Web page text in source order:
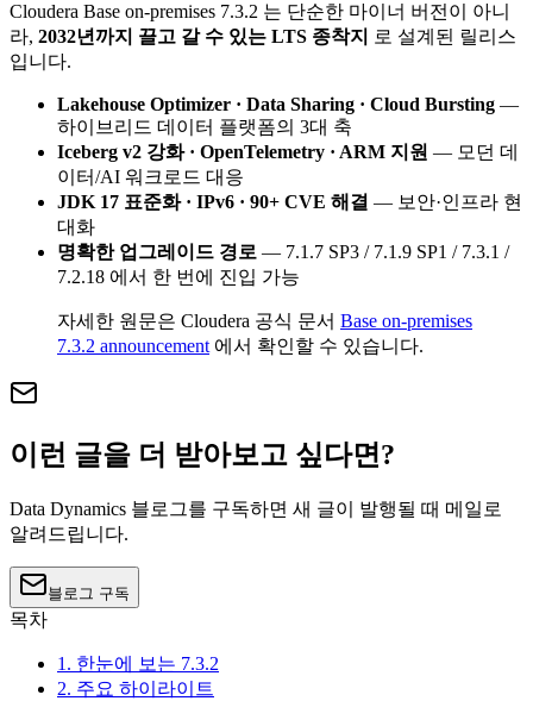
Cloudera Base on-premises 7.3.2 는 단순한 마이너 버전이 아니
라, 2032년까지 끌고 갈 수 있는 LTS 종착지
로 설계된 릴리스
입니다.
Lakehouse Optimizer · Data Sharing · Cloud Bursting —
하이브리드 데이터 플랫폼의 3대 축
Iceberg v2 강화 · OpenTelemetry · ARM 지원 — 모던 데
이터/AI 워크로드 대응
JDK 17 표준화 · IPv6 · 90+ CVE 해결 — 보안·인프라 현
대화
명확한 업그레이드 경로 — 7.1.7 SP3 / 7.1.9 SP1 / 7.3.1 /
7.2.18 에서 한 번에 진입 가능
자세한 원문은 Cloudera 공식 문서 Base on-premises
7.3.2 announcement 에서 확인할 수 있습니다.
이런 글을 더 받아보고 싶다면?
Data Dynamics 블로그를 구독하면 새 글이 발행될 때 메일로
알려드립니다.
블로그 구독
목차
1. 한눈에 보는 7.3.2
2. 주요 하이라이트